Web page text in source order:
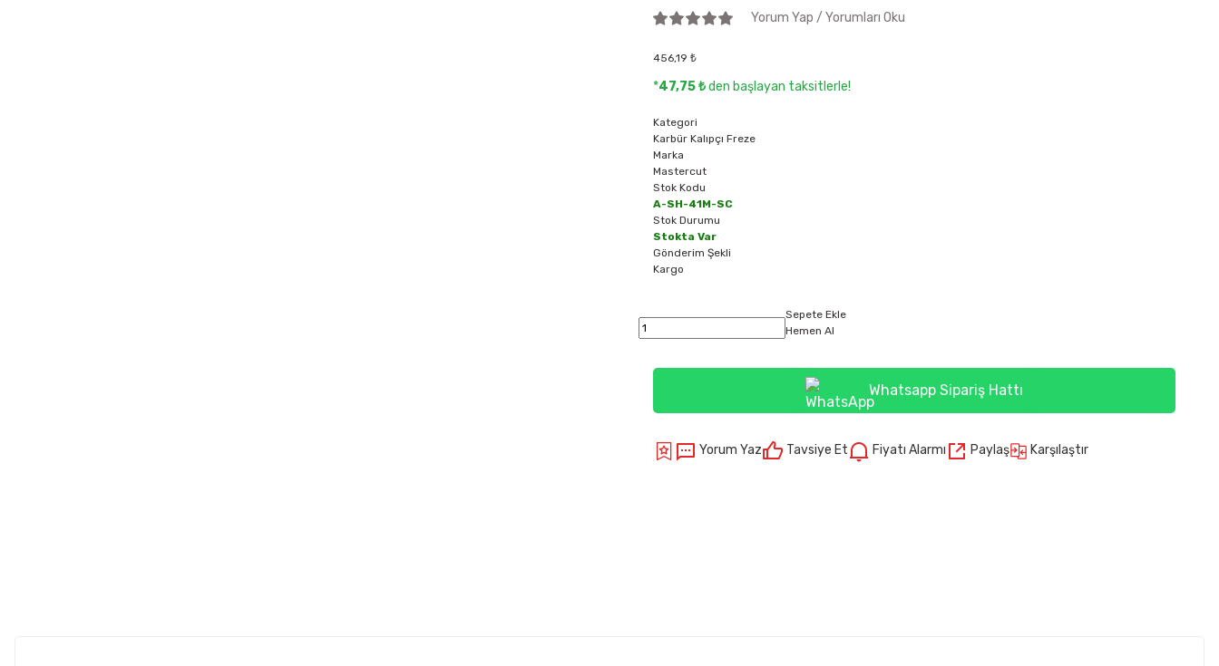
Yorum Yap / Yorumları Oku
456,19 ₺
*47,75 ₺den başlayan taksitlerle!
Kategori
Karbür Kalıpçı Freze
Marka
Mastercut
Stok Kodu
A-SH-41M-SC
Stok Durumu
Stokta Var
Gönderim Şekli
Kargo
Sepete Ekle
Hemen Al
Whatsapp Sipariş Hattı
Yorum Yaz Tavsiye Et Fiyatı Alarmı Paylaş Karşılaştır